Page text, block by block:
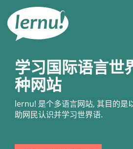
学习国际语言世
种网站
lernu! 是个多语言网站, 其目的是
助网民认识并学习世界语.